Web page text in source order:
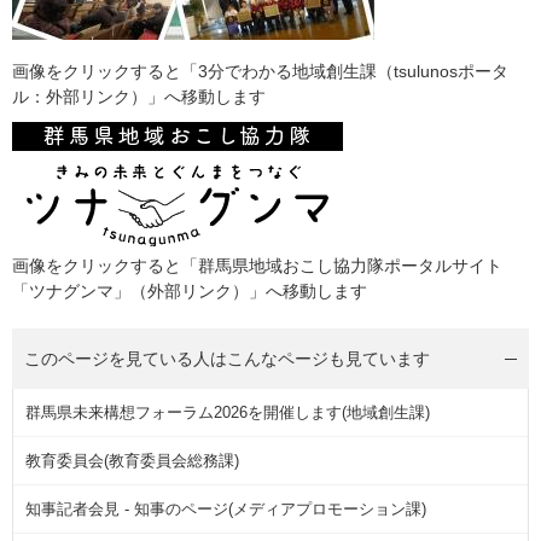
画像をクリックすると「3分でわかる地域創生課（tsulunosポータ
ル：外部リンク）」へ移動します
​画像をクリックすると「群馬県地域おこし協力隊ポータルサイト
「ツナグンマ」（外部リンク）」へ移動します
このページを見ている人はこんなページも見ています
群馬県未来構想フォーラム2026を開催します(地域創生課)
教育委員会(教育委員会総務課)
知事記者会見 - 知事のページ(メディアプロモーション課)